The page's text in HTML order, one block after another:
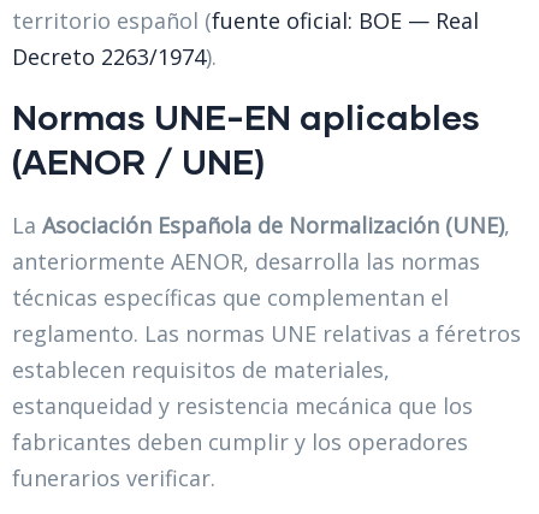
territorio español (fuente oficial: BOE — Real
Decreto 2263/1974).
Normas UNE-EN aplicables
(AENOR / UNE)
La Asociación Española de Normalización (UNE),
anteriormente AENOR, desarrolla las normas
técnicas específicas que complementan el
reglamento. Las normas UNE relativas a féretros
establecen requisitos de materiales,
estanqueidad y resistencia mecánica que los
fabricantes deben cumplir y los operadores
funerarios verificar.